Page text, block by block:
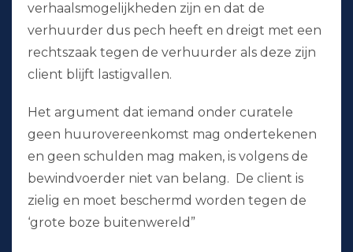
verhaalsmogelijkheden zijn en dat de
verhuurder dus pech heeft en dreigt met een
rechtszaak tegen de verhuurder als deze zijn
client blijft lastigvallen.
Het argument dat iemand onder curatele
geen huurovereenkomst mag ondertekenen
en geen schulden mag maken, is volgens de
bewindvoerder niet van belang. De client is
zielig en moet beschermd worden tegen de
‘grote boze buitenwereld”